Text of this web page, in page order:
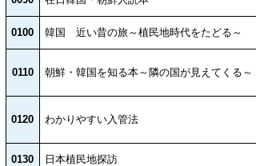
0100 韓国 近い昔の旅～植民地時代をたどる～
0110 朝鮮・韓国を知る本～隣の国が見えてくる～
0120 わかりやすい入管法
0130 日本植民地探訪